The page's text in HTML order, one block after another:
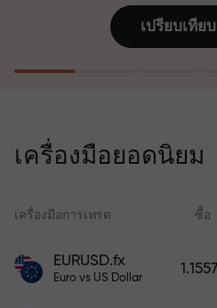
คนสามารถรับ
หรือทริปในฝัน เพียงแค่
การขาดทุนและรับประ
ปกป้อง!
เปรียบเทีย
เครื่องมือยอดนิยม
เครื่องมือการเทรด ซื้อ
EURUSD.fx
Euro vs US Dollar